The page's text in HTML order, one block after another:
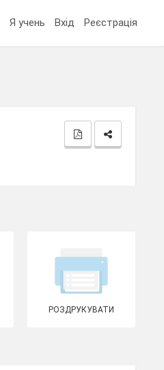
Я учень Вхід Реєстрація
РОЗДРУКУВАТИ